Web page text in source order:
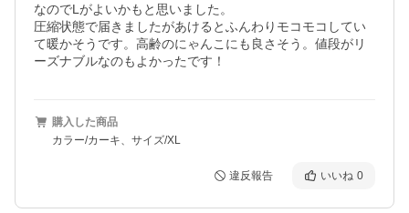
なのでLがよいかもと思いました。
圧縮状態で届きましたがあけるとふんわりモコモコしてい
て暖かそうです。高齢のにゃんこにも良さそう。値段がリ
ーズナブルなのもよかったです！
購入した商品
カラー/カーキ、サイズ/XL
違反報告 いいね 0